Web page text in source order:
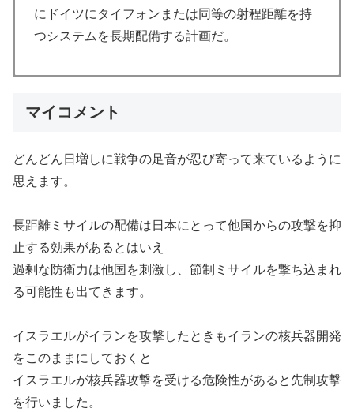
にドイツにタイフォンまたは同等の射程距離を持
つシステムを長期配備する計画だ。
マイコメント
どんどん日増しに戦争の足音が忍び寄って来ているように
思えます。
長距離ミサイルの配備は日本にとって他国からの攻撃を抑
止する効果があるとはいえ
過剰な防衛力は他国を刺激し、節制ミサイルを撃ち込まれ
る可能性も出てきます。
イスラエルがイランを攻撃したときもイランの核兵器開発
をこのままにしておくと
イスラエルが核兵器攻撃を受ける危険性があると先制攻撃
を行いました。